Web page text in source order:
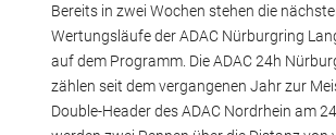
Bereits in zwei Wochen stehen die
Wertungsläufe der ADAC Nürburgring
auf dem Programm. Die ADAC 24h
zählen seit dem vergangenen Jahr zur
Double-Header des ADAC Nordrhein am